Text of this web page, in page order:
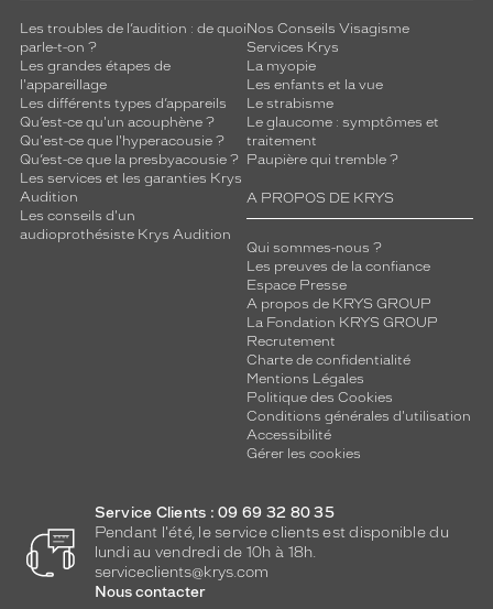
Les troubles de l’audition : de quoi
parle-t-on ?
Les grandes étapes de
l'appareillage
Les différents types d’appareils
Qu’est-ce qu'un acouphène ?
Qu'est-ce que l'hyperacousie ?
Qu’est-ce que la presbyacousie ?
Les services et les garanties Krys
Audition
Les conseils d'un
audioprothésiste Krys Audition
Nos Conseils Visagisme
Services Krys
La myopie
Les enfants et la vue
Le strabisme
Le glaucome : symptômes et
traitement
Paupière qui tremble ?
A PROPOS DE KRYS
Qui sommes-nous ?
Les preuves de la confiance
Espace Presse
A propos de KRYS GROUP
La Fondation KRYS GROUP
Recrutement
Charte de confidentialité
Mentions Légales
Politique des Cookies
Conditions générales d'utilisation
Accessibilité
Gérer les cookies
Service Clients : 09 69 32 80 35
Pendant l'été, le service clients est disponible du
lundi au vendredi de 10h à 18h.
serviceclients@krys.com
Nous contacter